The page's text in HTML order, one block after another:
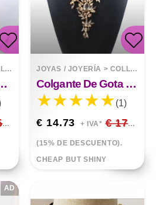
Colgante De Corazón Doble Para Damas
JOYAS / JOYERÍA > COLLARES
Colgante De Gota De Diamantes De Imitación Completo Collar Exagerado Cadena De Clavícula Accesorios De Ropa
(1)
€ 14.73 + IVA* € 17.33
(15% DE DESCUENTO).
CHEAP BUT SHINY
AD